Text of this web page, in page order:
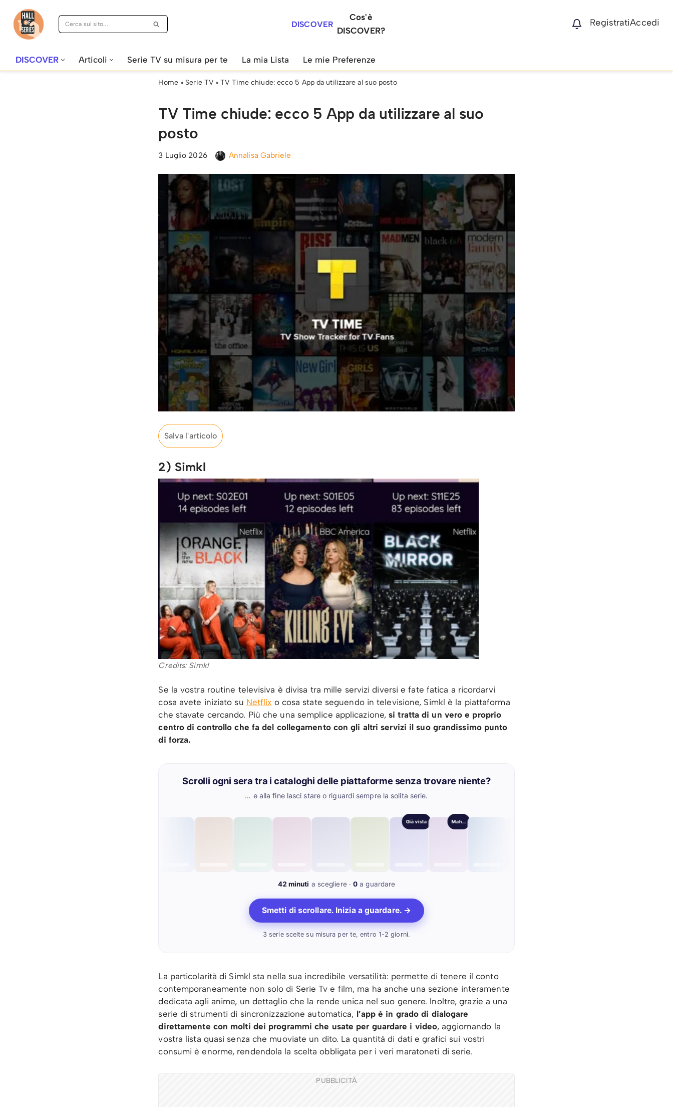
Vai
DISCOVER
Cos'è
DISCOVER?
RegistratiAccedi
DISCOVER Articoli Serie TV su misura per te La mia Lista Le mie Preferenze
Home» Serie TV »TV Time chiude: ecco 5 App da utilizzare al suo posto
TV Time chiude: ecco 5 App da utilizzare al suo
posto
3 Luglio 2026 Annalisa Gabriele
Salva l'articolo
2) Simkl
Credits: Simkl
Se la vostra routine televisiva è divisa tra mille servizi diversi e fate fatica a ricordarvi
cosa avete iniziato su Netflix o cosa state seguendo in televisione, Simkl è la piattaforma
che stavate cercando. Più che una semplice applicazione,si tratta di un vero e proprio
centro di controllo che fa del collegamento con gli altri servizi il suo grandissimo punto
di forza.
Scrolli ogni sera tra i cataloghi delle piattaforme senza trovare niente?
… e alla fine lasci stare o riguardi sempre la solita serie.
Mah… Non è per me
42 minuti a scegliere ·0 a guardare
Smetti di scrollare. Inizia a guardare. →
3 serie scelte su misura per te, entro 1-2 giorni.
La particolarità di Simkl sta nella sua incredibile versatilità: permette di tenere il conto
contemporaneamente non solo di Serie Tv e film, ma ha anche una sezione interamente
dedicata agli anime, un dettaglio che la rende unica nel suo genere. Inoltre, grazie a una
serie di strumenti di sincronizzazione automatica, l’app è in grado di dialogare
direttamente con molti dei programmi che usate per guardare i video, aggiornando la
vostra lista quasi senza che muoviate un dito. La quantità di dati e grafici sui vostri
consumi è enorme, rendendola la scelta obbligata per i veri maratoneti di serie.
PUBBLICITÀ